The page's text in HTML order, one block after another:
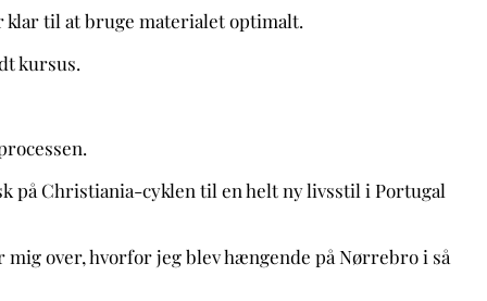
klar til at bruge materialet optimalt.
kursus.
på Christiania-cyklen til en helt ny livsstil i Portugal
over, hvorfor jeg blev hængende på Nørrebro i så